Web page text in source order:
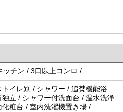
ッチン / 3口以上コンロ /
イレ別 / シャワー / 追焚機能浴
独立 / シャワー付洗面台 / 温水洗浄
化粧台 / 室内洗濯機置き場 /